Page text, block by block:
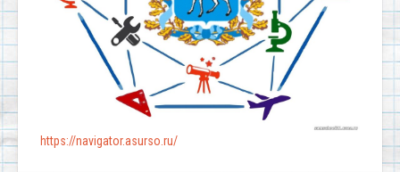
https://navigator.asurso.ru/